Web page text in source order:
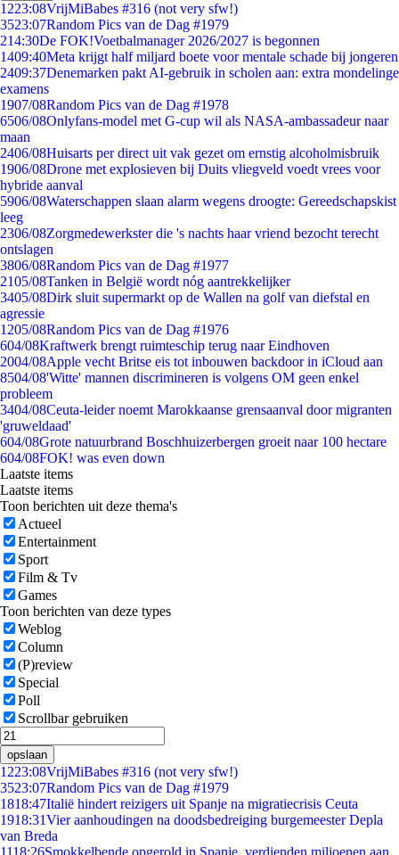
1223:08VrijMiBabes #316 (not very sfw!)
3523:07Random Pics van de Dag #1979
214:30De FOK!Voetbalmanager 2026/2027 is begonnen
1409:40Meta krijgt half miljard boete voor mentale schade bij jongeren
2409:37Denemarken pakt AI-gebruik in scholen aan: extra mondelinge
examens
1907/08Random Pics van de Dag #1978
6506/08Onlyfans-model met G-cup wil als NASA-ambassadeur naar
maan
2406/08Huisarts per direct uit vak gezet om ernstig alcoholmisbruik
1906/08Drone met explosieven bij Duits vliegveld voedt vrees voor
hybride aanval
5906/08Waterschappen slaan alarm wegens droogte: Gereedschapskist
leeg
2306/08Zorgmedewerkster die 's nachts haar vriend bezocht terecht
ontslagen
3806/08Random Pics van de Dag #1977
2105/08Tanken in België wordt nóg aantrekkelijker
3405/08Dirk sluit supermarkt op de Wallen na golf van diefstal en
agressie
1205/08Random Pics van de Dag #1976
604/08Kraftwerk brengt ruimteschip terug naar Eindhoven
2004/08Apple vecht Britse eis tot inbouwen backdoor in iCloud aan
8504/08'Witte' mannen discrimineren is volgens OM geen enkel
probleem
3404/08Ceuta-leider noemt Marokkaanse grensaanval door migranten
'gruweldaad'
604/08Grote natuurbrand Boschhuizerbergen groeit naar 100 hectare
604/08FOK! was even down
Laatste items
Laatste items
Toon berichten uit deze thema's
Actueel
Entertainment
Sport
Film & Tv
Games
Toon berichten van deze types
Weblog
Column
(P)review
Special
Poll
Scrollbar gebruiken
opslaan
1223:08VrijMiBabes #316 (not very sfw!)
3523:07Random Pics van de Dag #1979
1818:47Italië hindert reizigers uit Spanje na migratiecrisis Ceuta
1918:31Vier aanhoudingen na doodsbedreiging burgemeester Depla
van Breda
1118:26Smokkelbende opgerold in Spanje, verdienden miljoenen aan